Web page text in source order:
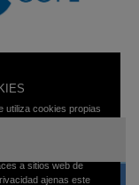
utiliza cookies propias
a sitios web de
ajenas este